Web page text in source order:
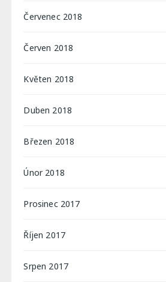
Červenec 2018
Červen 2018
Květen 2018
Duben 2018
Březen 2018
Únor 2018
Prosinec 2017
Říjen 2017
Srpen 2017